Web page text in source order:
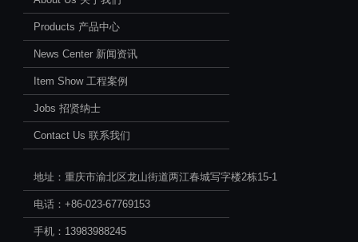
Products 产品中心
News Center 新闻资讯
Item Show 工程案例
Jobs 招贤纳士
Contact Us 联系我们
地址：重庆市渝北区龙山街道两江春城写字楼2栋15-1
电话：+86-023-67769153
手机：13983988245